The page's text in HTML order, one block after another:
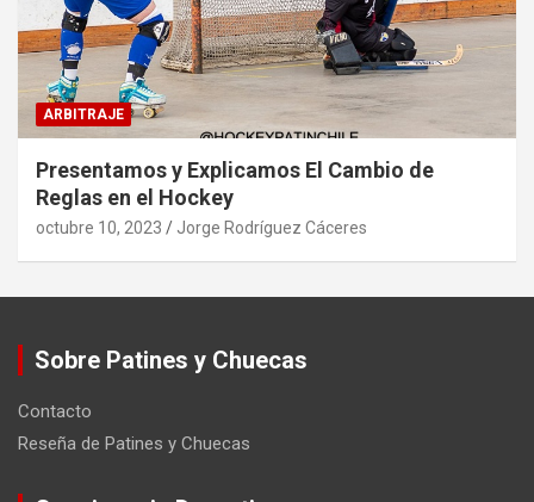
ARBITRAJE
Presentamos y Explicamos El Cambio de
Reglas en el Hockey
octubre 10, 2023 Jorge Rodríguez Cáceres
Sobre Patines y Chuecas
Contacto
Reseña de Patines y Chuecas